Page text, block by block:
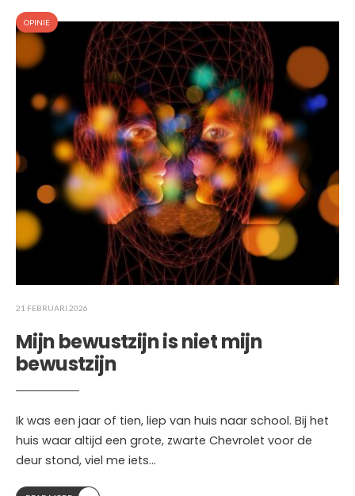
OPINIE
21 FEBRUARI 2026
Mijn bewustzijn is niet mijn
bewustzijn
Ik was een jaar of tien, liep van huis naar school. Bij het
huis waar altijd een grote, zwarte Chevrolet voor de
deur stond, viel me iets...